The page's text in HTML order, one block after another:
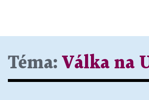
Téma: Válka na